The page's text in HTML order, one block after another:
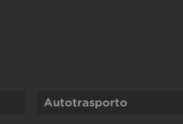
Autotrasporto